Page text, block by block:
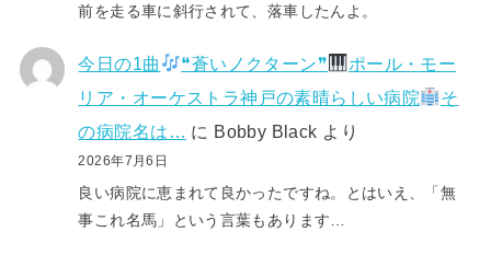
前を走る車に斜行されて、落車したんよ。
今日の1曲 ❝蒼いノクターン❞
ポール・モー
リア・オーケストラ神戸の素晴らしい病院
そ
の病院名は… に Bobby Black より
2026年7月6日
良い病院に恵まれて良かったですね。とはいえ、「無
事これ名馬」という言葉もあります…